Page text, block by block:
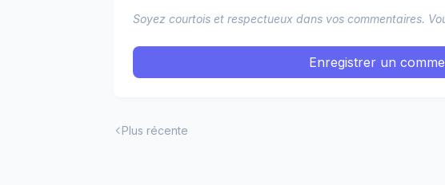
Soyez courtois et respectueux dans vos commentaires.
Enregistrer un
Plus récente